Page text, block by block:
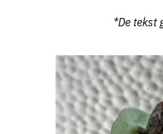
*De tekst